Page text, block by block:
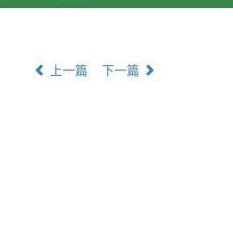
上一篇 下一篇